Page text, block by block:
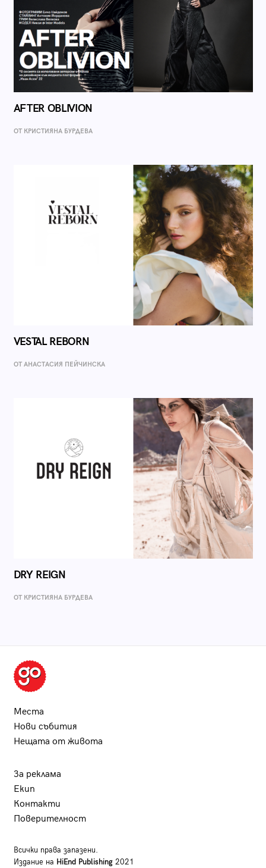
AFTER OBLIVION
ОТ КРИСТИЯНА БУРДЕВА
VESTAL REBORN
ОТ AНАСТАСИЯ ПЕЙЧИНСКА
DRY REIGN
ОТ КРИСТИЯНА БУРДЕВА
Места
Нови събития
Нещата от живота
За реклама
Екип
Контакти
Поверителност
Всички права запазени.
Издание на HiEnd Publishing2021